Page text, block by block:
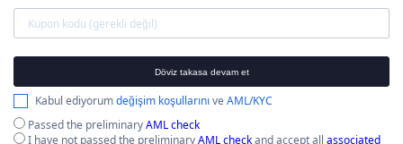
Döviz takasa devam et
Kabul ediyorumdeğişim koşullarınıveAML/KYC
Passed the preliminaryAML check
I have not passed the preliminaryAML checkand accept all associated